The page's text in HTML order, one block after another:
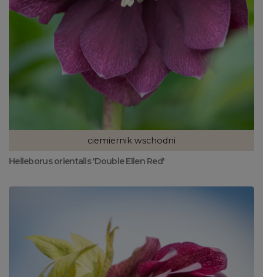
ciemiernik wschodni
Helleborus orientalis 'Double Ellen Red'